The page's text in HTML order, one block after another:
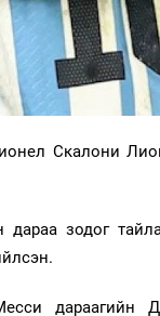
Скалони
зодог
дараагийн